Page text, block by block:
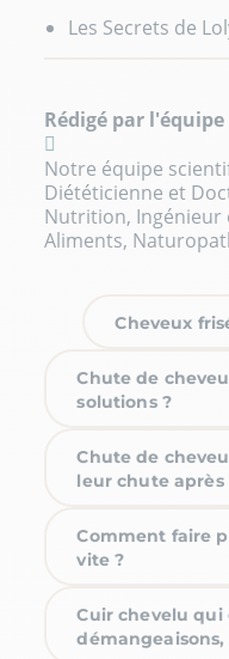
Les Secrets de
Rédigé par
Notre équipe
Diététicienne et
Nutrition, Ingénieur
Aliments,
Cheveux
Chute de
solutions ?
Chute de
leur chute
Comment faire
vite ?
Cuir chevelu
démangeaisons,